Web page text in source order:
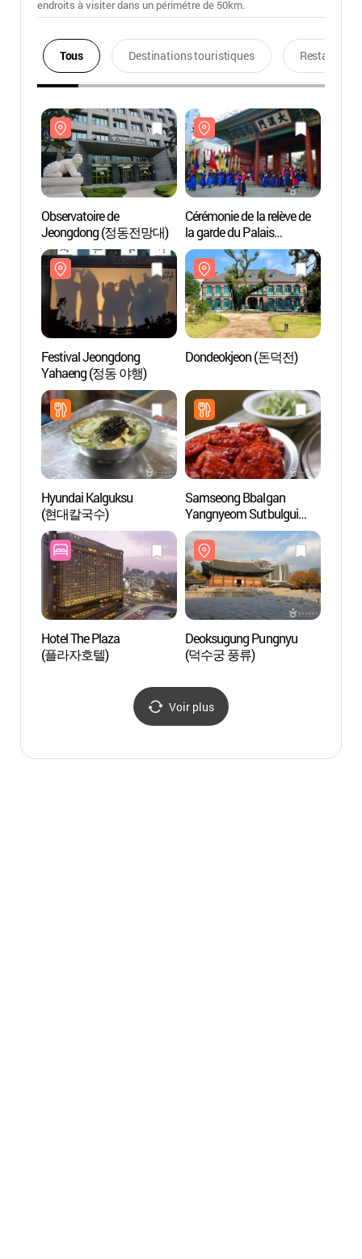
endroits à visiter dans un périmétre de 50km.
Tous Destinations touristiques Restaurants
Observatoire de
Jeongdong (정동전망대)
Cérémonie de la relève de
la garde du Palais
Deoksugung (덕수궁
왕궁수문장교대의식)
Festival Jeongdong
Yahaeng (정동 야행)
Dondeokjeon (돈덕전)
Hyundai Kalguksu
(현대칼국수)
Samseong Bbalgan
Yangnyeom Sutbulgui
(삼성 빨간양념 숯불구이)
Hotel The Plaza
(플라자호텔)
Deoksugung Pungnyu
(덕수궁 풍류)
Voir plus